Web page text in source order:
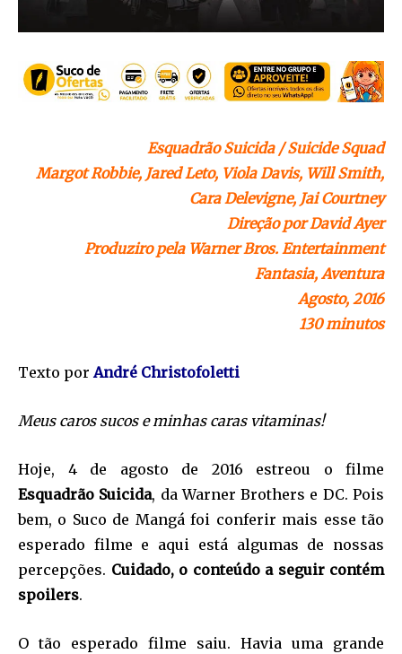
Esquadrão Suicida / Suicide Squad
Margot Robbie, Jared Leto, Viola Davis, Will Smith,
Cara Delevigne, Jai Courtney
Direção por David Ayer
Produziro pela Warner Bros. Entertainment
Fantasia, Aventura
Agosto, 2016
130 minutos
Texto porAndré Christofoletti
Meus caros sucos e minhas caras vitaminas!
Hoje, 4 de agosto de 2016 estreou o filme
Esquadrão Suicida, da Warner Brothers e DC. Pois
bem, o Suco de Mangá foi conferir mais esse tão
esperado filme e aqui está algumas de nossas
percepções. Cuidado, o conteúdo a seguir contém
spoilers.
O tão esperado filme saiu. Havia uma grande